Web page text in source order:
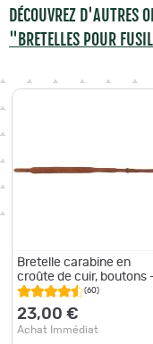
DÉCOUVREZ D'AUTRES
"BRETELLES POUR
Bretelle carabine en
croûte de cuir, boutons
Country Sellerie
(60)
23,00 €
Achat Immédiat